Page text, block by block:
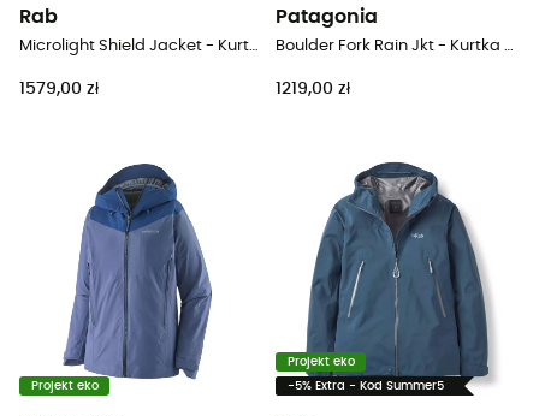
Rab
Microlight Shield Jacket - Kurtka przeciwdeszczowa damska
1579,00 zł
Patagonia
Boulder Fork Rain Jkt - Kurtka przeciwdeszczowa damska
1219,00 zł
Projekt eko
Projekt eko
-5% Extra - Kod Summer5